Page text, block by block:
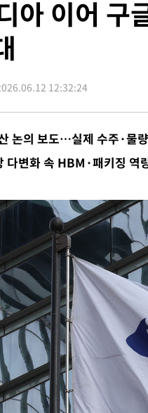
산 금지 행정명령 서명
하락 마감…나스닥 0.06%↓
4천명 돌파, 4053명 발생 1850명
중독 원인은 멕시코산 할라피뇨
만도 평택사업장 끼임 사망 관련
허위 입력' 중앙·서울·경기도 선
전 9시 1423.8원
이닉스 동반 강보합…1%대 상승
재탈환…1.09% 오른 6365.07
외에서 미니버스 폭발.. 14명 부상,
서울 낮 39도 '폭염중대경보'
국 목표물들"과 대치로 남부 케슘
수입 규제…파생제품 15% 관세,
출산 금지 행정명령 서명
하락 마감…나스닥 0.06%↓
아 이어
12:32:24
논의 보도…실제 수주·물
다변화 속 HBM·패키징 역